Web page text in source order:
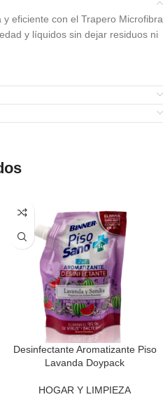
eficiente con el Trapero Microfibra
y líquidos sin dejar residuos ni
Desinfectante Aromatizante Piso
Lavanda Doypack
HOGAR Y LIMPIEZA